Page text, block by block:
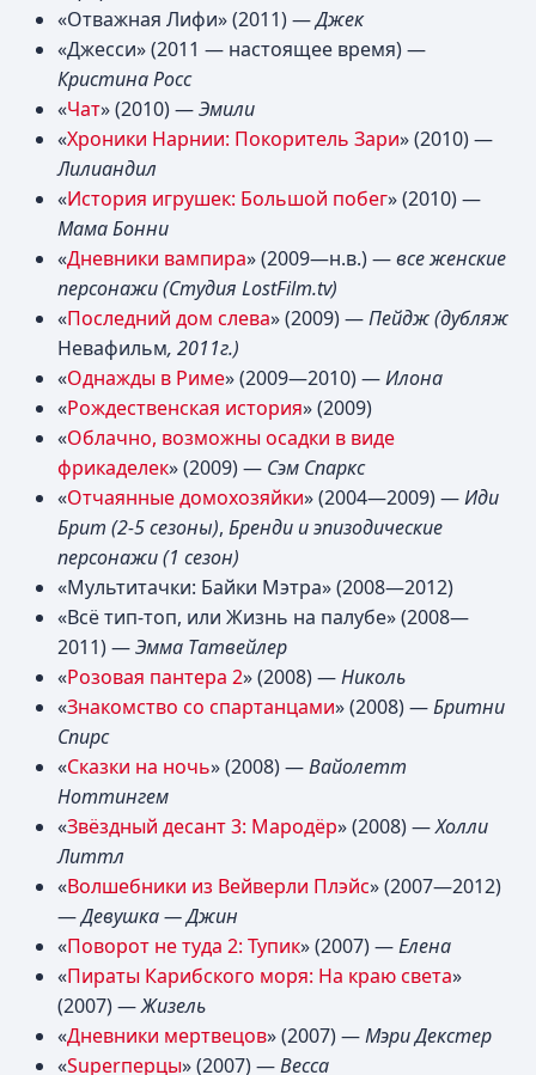
«Отважная Лифи» (2011) —Джек
«Джесси» (2011 — настоящее время) —
Кристина Росс
«Чат» (2010) —Эмили
«Хроники Нарнии: Покоритель Зари» (2010) —
Лилиандил
«История игрушек: Большой побег» (2010) —
Мама Бонни
«Дневники вампира» (2009—н.в.) —все женские
персонажи(Студия LostFilm.tv)
«Последний дом слева» (2009) —Пейдж (дубляж
Невафильм, 2011г.)
«Однажды в Риме» (2009—2010) —Илона
«Рождественская история» (2009)
«Облачно, возможны осадки в виде
фрикаделек» (2009) — Сэм Спаркс
«Отчаянные домохозяйки» (2004—2009) —Иди
Брит (2-5 сезоны), Бренди и эпизодические
персонажи(1 сезон)
«Мультитачки: Байки Мэтра» (2008—2012)
«Всё тип-топ, или Жизнь на палубе» (2008—
2011) —Эмма Татвейлер
«Розовая пантера 2» (2008) —Николь
«Знакомство со спартанцами» (2008) —Бритни
Спирс
«Сказки на ночь» (2008) —Вайолетт
Ноттингем
«Звёздный десант 3: Мародёр» (2008) —Холли
Литтл
«Волшебники из Вейверли Плэйс» (2007—2012)
—Девушка — Джин
«Поворот не туда 2: Тупик» (2007) —Елена
«Пираты Карибского моря: На краю света»
(2007) —Жизель
«Дневники мертвецов» (2007) —Мэри Декстер
«Superперцы» (2007) —Becca